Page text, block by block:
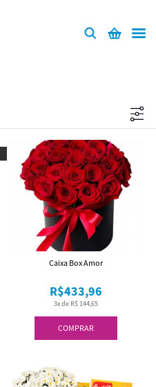
COMPRAR
3x de R$ 144,65
R$433,96
Caixa Box Amor